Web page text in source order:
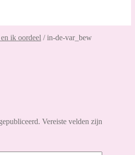
ik oordeel /in-de-var_bew
Vereiste velden zijn